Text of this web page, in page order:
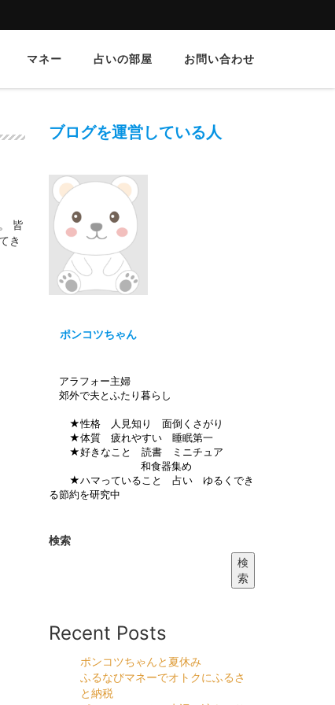
マネー 占いの部屋 お問い合わせ
皆
き
ブログを運営している人
ポンコツちゃん
アラフォー主婦
郊外で夫とふたり暮らし
★性格 人見知り 面倒くさがり
★体質 疲れやすい 睡眠第一
★好きなこと 読書 ミニチュア
和食器集め
★ハマっていること 占い ゆるくでき
る節約を研究中
検索
検
索
Recent Posts
ポンコツちゃんと夏休み
ふるなびマネーでオトクにふるさ
と納税